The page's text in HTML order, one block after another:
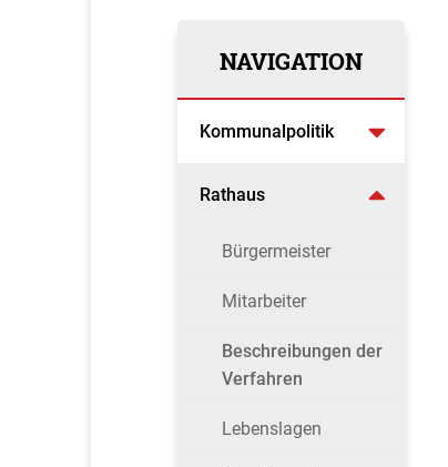
NAVIGATION
Kommunalpolitik
Rathaus
Bürgermeister
Mitarbeiter
Beschreibungen der
Verfahren
Lebenslagen